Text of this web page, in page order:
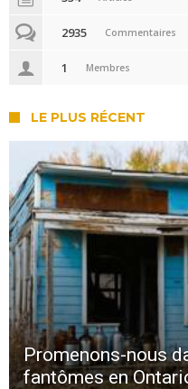
2935 Commentaires
1 Membres
LE PLUS RÉCENT
Promenons-nous
fantômes en